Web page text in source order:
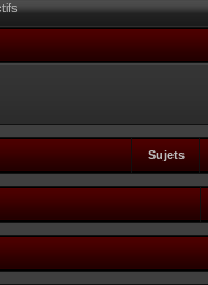
Sujets